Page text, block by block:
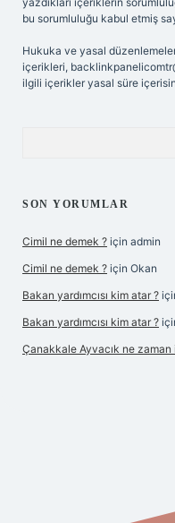
bu sorumluluğu kabul etmiş
Hukuka ve yasal
içerikleri,
ilgili içerikler yasal süre
SON YORUMLAR
Cimil ne demek ? için admin
Cimil ne demek ? için Okan
Bakan yardımcısı kim atar ?
Bakan yardımcısı kim atar ?
Çanakkale Ayvacık ne zaman